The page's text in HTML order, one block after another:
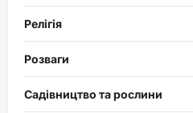
Релігія
Розваги
Садівництво та рослини